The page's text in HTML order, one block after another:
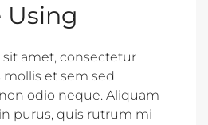
Using
amet, consectetur
et sem sed
odio neque. Aliquam
purus, quis rutrum mi